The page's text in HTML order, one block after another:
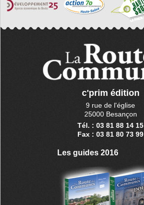
c'prim édition
9 rue de l'église
25000 Besançon
Tél. : 03 81 88 14 15
Fax : 03 81 80 73 99
Les guides 2016